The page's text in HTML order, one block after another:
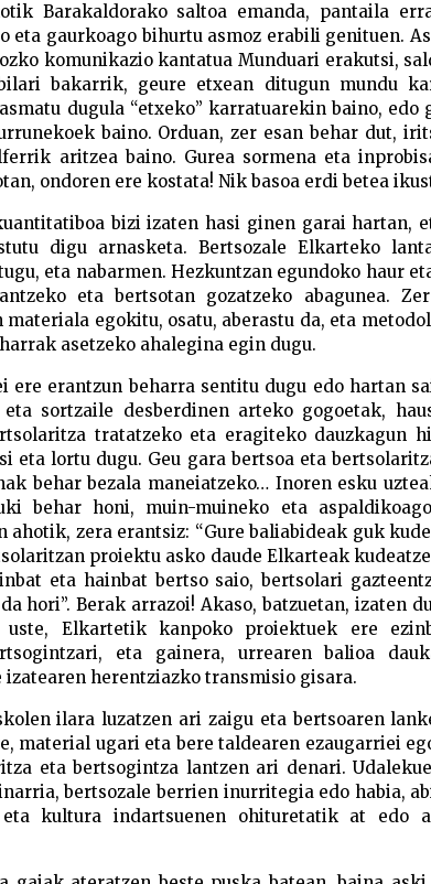
Barakaldorako saltoa emanda, pantaila
eta gaurkoago bihurtu asmoz erabili genituen.
komunikazio kantatua Munduari erakutsi,
bakarrik, geure etxean ditugun mundu
dugula “etxeko” karratuarekin baino, edo
baino. Orduan, zer esan behar dut,
aritzea baino. Gurea sormena eta
ondoren ere kostata! Nik basoa erdi betea
bizi izaten hasi ginen garai hartan,
digu arnasketa. Bertsozale Elkarteko
eta nabarmen. Hezkuntzan egundoko haur
eta bertsotan gozatzeko abagunea.
egokitu, osatu, aberastu da, eta
asetzeko ahalegina egin dugu.
ere erantzun beharra sentitu dugu edo hartan
sortzaile desberdinen arteko gogoetak,
tratatzeko eta eragiteko dauzkagun
eta lortu dugu. Geu gara bertsoa eta
behar bezala maneiatzeko… Inoren esku
behar honi, muin-muineko eta
ahotik, zera erantsiz: “Gure baliabideak guk
proiektu asko daude Elkarteak
eta hainbat bertso saio, bertsolari
hori”. Berak arrazoi! Akaso, batzuetan, izaten
Elkartetik kanpoko proiektuek ere
eta gainera, urrearen balioa
herentziazko transmisio gisara.
ilara luzatzen ari zaigu eta bertsoaren
material ugari eta bere taldearen ezaugarriei
eta bertsogintza lantzen ari denari.
bertsozale berrien inurritegia edo habia,
kultura indartsuenen ohituretatik at edo